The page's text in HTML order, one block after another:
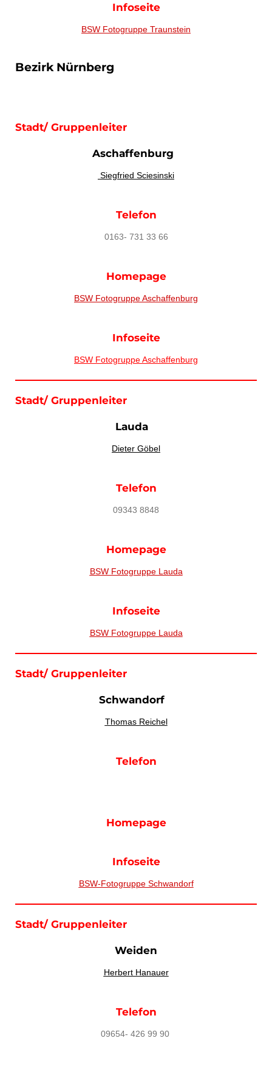
Infoseite
BSW Fotogruppe Traunstein
Bezirk Nürnberg
Stadt/ Gruppenleiter
Aschaffenburg
Siegfried Sciesinski
Telefon
0163- 731 33 66
Homepage
BSW Fotogruppe Aschaffenburg
Infoseite
BSW Fotogruppe Aschaffenburg
Stadt/ Gruppenleiter
Lauda
Dieter Göbel
Telefon
09343 8848
Homepage
BSW Fotogruppe Lauda
Infoseite
BSW Fotogruppe Lauda
Stadt/ Gruppenleiter
Schwandorf
Thomas Reichel
Telefon
Homepage
Infoseite
BSW-Fotogruppe Schwandorf
Stadt/ Gruppenleiter
Weiden
Herbert Hanauer
Telefon
09654- 426 99 90